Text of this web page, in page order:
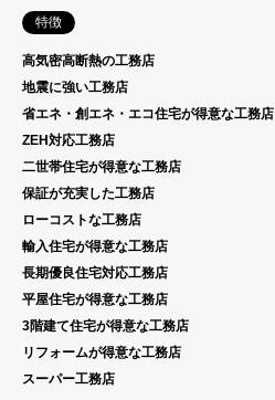
特徴
高気密高断熱の工務店
地震に強い工務店
省エネ・創エネ・エコ住宅が得意な工務店
ZEH対応工務店
二世帯住宅が得意な工務店
保証が充実した工務店
ローコストな工務店
輸入住宅が得意な工務店
長期優良住宅対応工務店
平屋住宅が得意な工務店
3階建て住宅が得意な工務店
リフォームが得意な工務店
スーパー工務店